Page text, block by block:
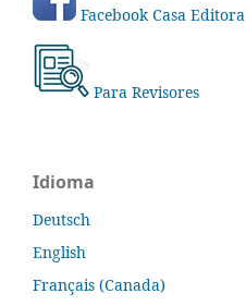
Facebook Casa Editora
Para Revisores
Idioma
Deutsch
English
Français (Canada)